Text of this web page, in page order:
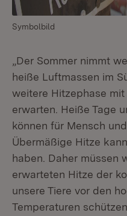
Symbolbild
„Der Sommer nimmt
heiße Luftmassen im
weitere Hitzephase
erwarten. Heiße Tage
können für Mensch
Übermäßige Hitze
haben. Daher müssen
erwarteten Hitze der
unsere Tiere vor den
Temperaturen